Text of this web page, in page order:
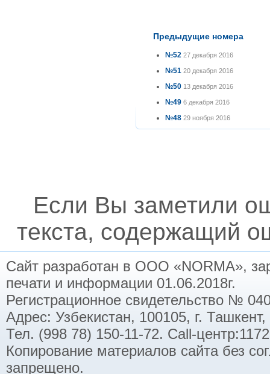
Предыдущие номера
№52 27 декабря 2016
№51 20 декабря 2016
№50 13 декабря 2016
№49 6 декабря 2016
№48 29 ноября 2016
Если Вы заметили
текста, содержащий
Сайт разработан в ООО «NORMA»,
печати и информации 01.06.2018г.
Регистрационное свидетельство №
Адрес: Узбекистан, 100105, г.
Тел. (998 78) 150-11-72. Call-
Копирование материалов сайта без
запрещено.